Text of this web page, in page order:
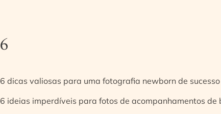
6
6 dicas valiosas para uma fotografia newborn de sucesso
6 ideias imperdíveis para fotos de acompanhamentos de